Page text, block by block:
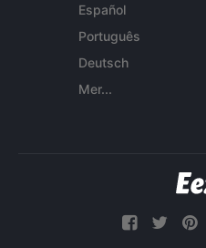
Español
Português
Deutsch
Mer...